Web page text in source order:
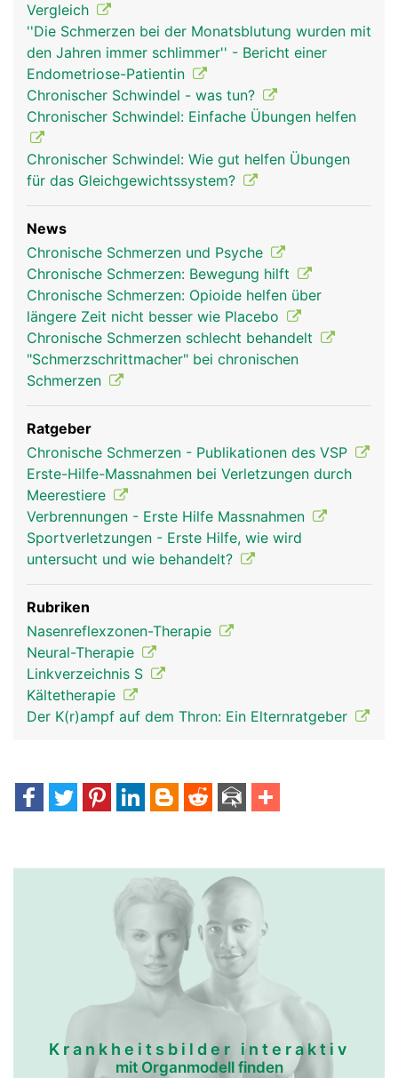
Vergleich
''Die Schmerzen bei der Monatsblutung wurden mit
den Jahren immer schlimmer'' - Bericht einer
Endometriose-Patientin
Chronischer Schwindel - was tun?
Chronischer Schwindel: Einfache Übungen helfen
Chronischer Schwindel: Wie gut helfen Übungen
für das Gleichgewichtssystem?
News
Chronische Schmerzen und Psyche
Chronische Schmerzen: Bewegung hilft
Chronische Schmerzen: Opioide helfen über
längere Zeit nicht besser wie Placebo
Chronische Schmerzen schlecht behandelt
"Schmerzschrittmacher" bei chronischen
Schmerzen
Ratgeber
Chronische Schmerzen - Publikationen des VSP
Erste-Hilfe-Massnahmen bei Verletzungen durch
Meerestiere
Verbrennungen - Erste Hilfe Massnahmen
Sportverletzungen - Erste Hilfe, wie wird
untersucht und wie behandelt?
Rubriken
Nasenreflexzonen-Therapie
Neural-Therapie
Linkverzeichnis S
Kältetherapie
Der K(r)ampf auf dem Thron: Ein Elternratgeber
Krankheitsbilder interaktiv
mit Organmodell finden